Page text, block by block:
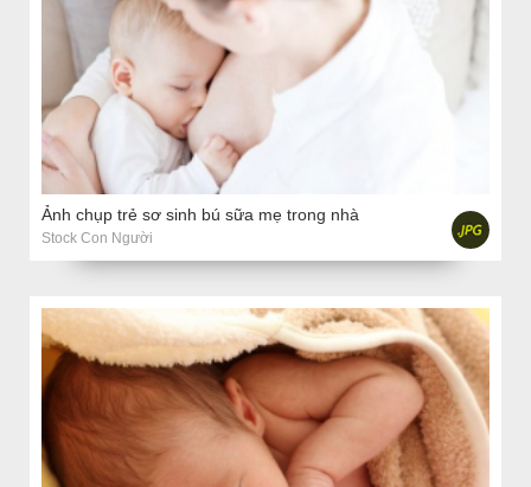
Ảnh chụp trẻ sơ sinh bú sữa mẹ trong nhà
Stock Con Người